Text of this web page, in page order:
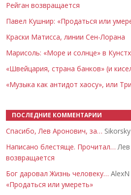
Рейган возвращается
Павел Кушнир: «Продаться или
Краски Матисса, линии Сен-Лорана
Марисоль: «Море и солнце» в
«Швейцария, страна банков» (и
«Музыка как антидот хаосу», или
ПОСЛЕДНИЕ КОММЕНТАРИИ
Спасибо, Лев Аронович, за…
Написано блестяще. Прочитал…
возвращается
Бог даровал Жизнь человеку… AlexN
«Продаться или умереть»